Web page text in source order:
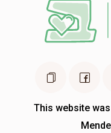
This website